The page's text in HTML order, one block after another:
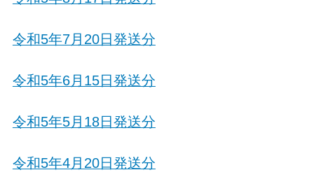
令和5年7月20日発送分
令和5年6月15日発送分
令和5年5月18日発送分
令和5年4月20日発送分